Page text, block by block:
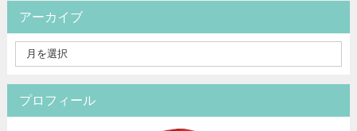
アーカイブ
プロフィール